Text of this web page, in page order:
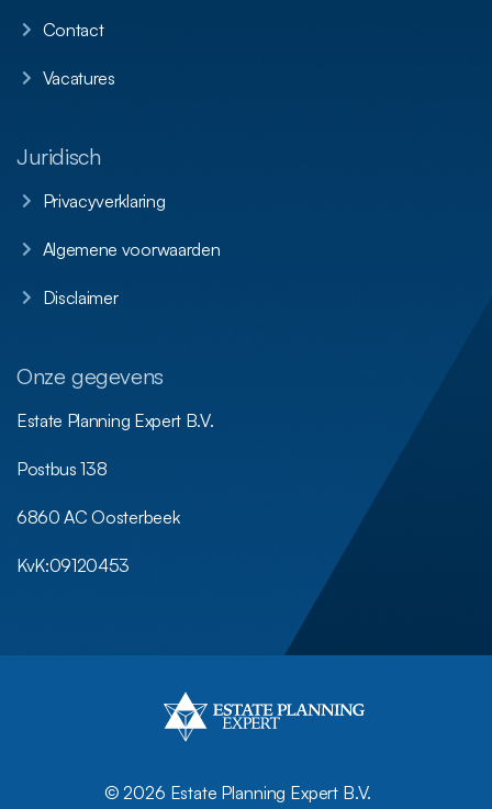
Contact
Vacatures
Juridisch
Privacyverklaring
Algemene voorwaarden
Disclaimer
Onze gegevens
Estate Planning Expert B.V.
Postbus 138
6860 AC Oosterbeek
KvK:09120453
©2026 Estate Planning Expert B.V.